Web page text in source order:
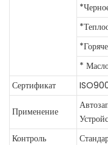
*
Сертификат
Применение
Контроль